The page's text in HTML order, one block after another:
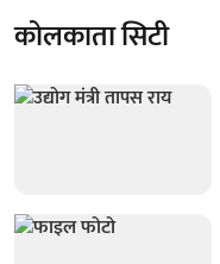
कोलकाता सिटी